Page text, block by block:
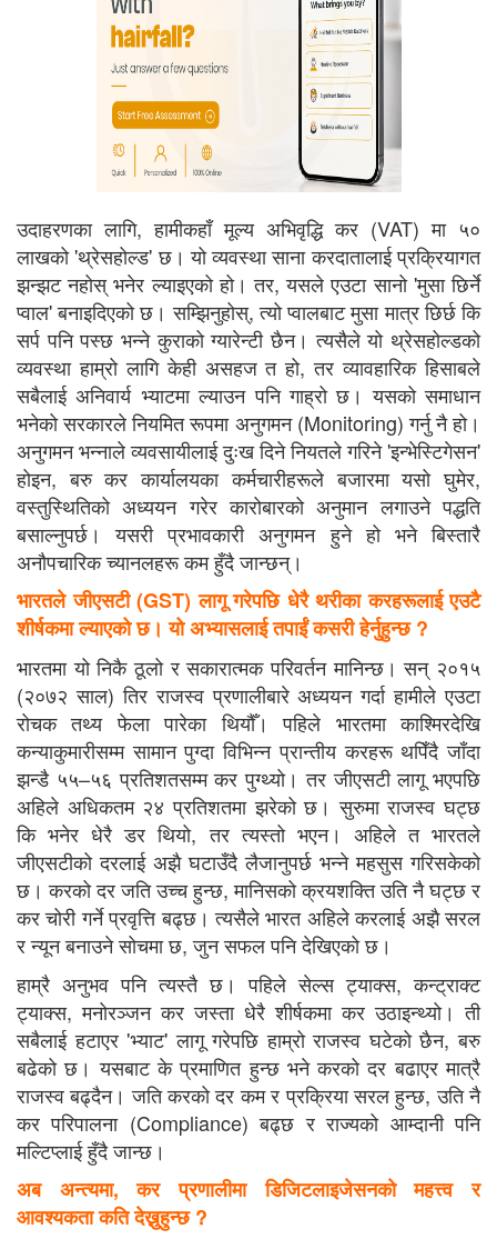
उदाहरणका लागि, हामीकहाँ मूल्य अभिवृद्धि कर (VAT) मा ५०
लाखको 'थ्रेसहोल्ड' छ। यो व्यवस्था साना करदातालाई प्रक्रियागत
झन्झट नहोस् भनेर ल्याइएको हो। तर, यसले एउटा सानो 'मुसा छिर्ने
प्वाल' बनाइदिएको छ। सम्झिनुहोस्, त्यो प्वालबाट मुसा मात्र छिर्छ कि
सर्प पनि पस्छ भन्ने कुराको ग्यारेन्टी छैन। त्यसैले यो थ्रेसहोल्डको
व्यवस्था हाम्रो लागि केही असहज त हो, तर व्यावहारिक हिसाबले
सबैलाई अनिवार्य भ्याटमा ल्याउन पनि गाह्रो छ। यसको समाधान
भनेको सरकारले नियमित रूपमा अनुगमन (Monitoring) गर्नु नै हो।
अनुगमन भन्नाले व्यवसायीलाई दुःख दिने नियतले गरिने 'इन्भेस्टिगेसन'
होइन, बरु कर कार्यालयका कर्मचारीहरूले बजारमा यसो घुमेर,
वस्तुस्थितिको अध्ययन गरेर कारोबारको अनुमान लगाउने पद्धति
बसाल्नुपर्छ। यसरी प्रभावकारी अनुगमन हुने हो भने बिस्तारै
अनौपचारिक च्यानलहरू कम हुँदै जान्छन्।
भारतले जीएसटी (GST) लागू गरेपछि धेरै थरीका करहरूलाई एउटै
शीर्षकमा ल्याएको छ। यो अभ्यासलाई तपाईं कसरी हेर्नुहुन्छ ?
भारतमा यो निकै ठूलो र सकारात्मक परिवर्तन मानिन्छ। सन् २०१५
(२०७२ साल) तिर राजस्व प्रणालीबारे अध्ययन गर्दा हामीले एउटा
रोचक तथ्य फेला पारेका थियौँ। पहिले भारतमा काश्मिरदेखि
कन्याकुमारीसम्म सामान पुग्दा विभिन्न प्रान्तीय करहरू थपिँदै जाँदा
झन्डै ५५–५६ प्रतिशतसम्म कर पुग्थ्यो। तर जीएसटी लागू भएपछि
अहिले अधिकतम २४ प्रतिशतमा झरेको छ। सुरुमा राजस्व घट्छ
कि भनेर धेरै डर थियो, तर त्यस्तो भएन। अहिले त भारतले
जीएसटीको दरलाई अझै घटाउँदै लैजानुपर्छ भन्ने महसुस गरिसकेको
छ। करको दर जति उच्च हुन्छ, मानिसको क्रयशक्ति उति नै घट्छ र
कर चोरी गर्ने प्रवृत्ति बढ्छ। त्यसैले भारत अहिले करलाई अझै सरल
र न्यून बनाउने सोचमा छ, जुन सफल पनि देखिएको छ।
हाम्रै अनुभव पनि त्यस्तै छ। पहिले सेल्स ट्याक्स, कन्ट्राक्ट
ट्याक्स, मनोरञ्जन कर जस्ता धेरै शीर्षकमा कर उठाइन्थ्यो। ती
सबैलाई हटाएर 'भ्याट' लागू गरेपछि हाम्रो राजस्व घटेको छैन, बरु
बढेको छ। यसबाट के प्रमाणित हुन्छ भने करको दर बढाएर मात्रै
राजस्व बढ्दैन। जति करको दर कम र प्रक्रिया सरल हुन्छ, उति नै
कर परिपालना (Compliance) बढ्छ र राज्यको आम्दानी पनि
मल्टिप्लाई हुँदै जान्छ।
अब अन्त्यमा, कर प्रणालीमा डिजिटलाइजेसनको महत्त्व र
आवश्यकता कति देख्नुहुन्छ ?